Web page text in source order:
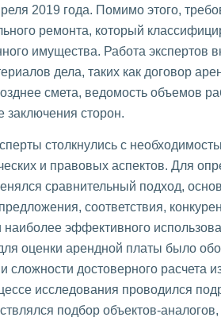
2019 года. Помимо этого,
ремонта, который
имущества. Работа экспертов
дела, таких как договор
смета, ведомость объемов
заключения сторон.
столкнулись с
и правовых аспектов. Для
сравнительный подход,
соответствия,
эффективного
оценки арендной платы было
сложности достоверного расчета
исследования проводился
подбор объектов-